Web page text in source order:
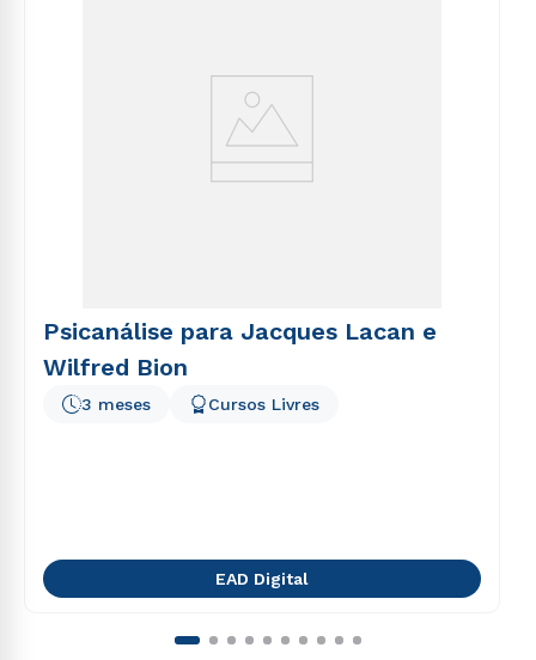
Psicanálise para Jacques Lacan e
Wilfred Bion
3 meses Cursos Livres
EAD Digital